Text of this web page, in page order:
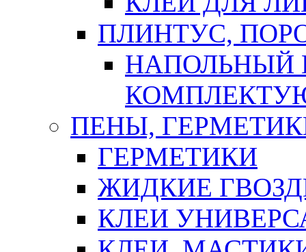
ПЛИНТУС,
НАПОЛЬНЫЙ
ПЕНЫ,
ГЕРМЕТИКИ
ЖИДКИЕ
КЛЕИ